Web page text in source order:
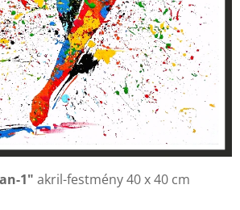
1" akril-festmény 40 x 40 cm